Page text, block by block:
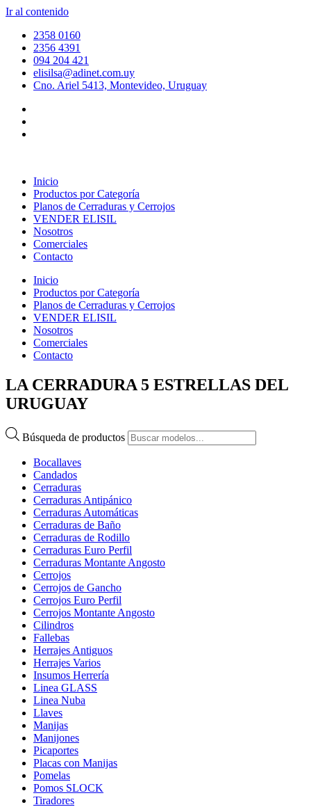
Ir al contenido
2358 0160
2356 4391
094 204 421
elisilsa@adinet.com.uy
Cno. Ariel 5413, Montevideo, Uruguay
Inicio
Productos por Categoría
Planos de Cerraduras y Cerrojos
VENDER ELISIL
Nosotros
Comerciales
Contacto
Inicio
Productos por Categoría
Planos de Cerraduras y Cerrojos
VENDER ELISIL
Nosotros
Comerciales
Contacto
LA CERRADURA 5 ESTRELLAS DEL
URUGUAY
Búsqueda de productos
Bocallaves
Candados
Cerraduras
Cerraduras Antipánico
Cerraduras Automáticas
Cerraduras de Baño
Cerraduras de Rodillo
Cerraduras Euro Perfil
Cerraduras Montante Angosto
Cerrojos
Cerrojos de Gancho
Cerrojos Euro Perfil
Cerrojos Montante Angosto
Cilindros
Fallebas
Herrajes Antiguos
Herrajes Varios
Insumos Herrería
Linea GLASS
Linea Nuba
Llaves
Manijas
Manijones
Picaportes
Placas con Manijas
Pomelas
Pomos SLOCK
Tiradores